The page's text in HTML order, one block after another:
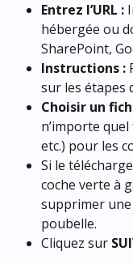
Entrez l’URL :
hébergée ou
SharePoint,
Instructions :
sur les étapes
Choisir un
n’importe
etc.) pour les
Si le
coche verte à
supprimer une
poubelle.
Cliquez sur